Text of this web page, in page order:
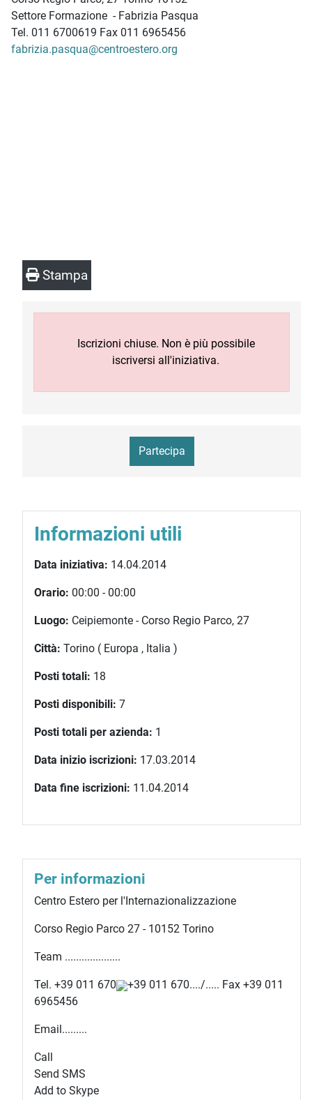
Settore Formazione - Fabrizia Pasqua
Tel. 011 6700619 Fax 011 6965456
fabrizia.pasqua@centroestero.org
Stampa
Iscrizioni chiuse. Non è più possibile
iscriversi all'iniziativa.
Partecipa
Informazioni utili
Data iniziativa: 14.04.2014
Orario: 00:00 - 00:00
Luogo: Ceipiemonte - Corso Regio Parco, 27
Città: Torino ( Europa , Italia )
Posti totali: 18
Posti disponibili: 7
Posti totali per azienda: 1
Data inizio iscrizioni: 17.03.2014
Data fine iscrizioni: 11.04.2014
Per informazioni
Centro Estero per l'Internazionalizzazione
Corso Regio Parco 27 - 10152 Torino
Team ....................
Tel. +39 011 670 +39 011 670..../..... Fax +39 011
6965456
Email.........
Call
Send SMS
Add to Skype